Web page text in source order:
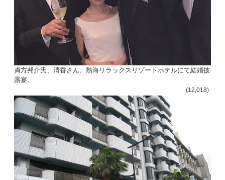
貞方邦介氏、清香さん、熱海リラックスリゾートホテルにて結婚披
露宴。
(12,018)